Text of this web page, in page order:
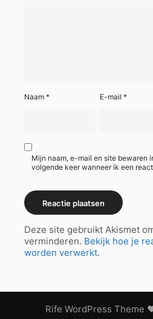
Naam * E-mail*
Mijn naam, e-mail en site bewaren
volgende keer wanneer ik een
Deze site gebruikt Akismet
verminderen. Bekijk hoe je
worden verwerkt.
Rife WordPress Theme